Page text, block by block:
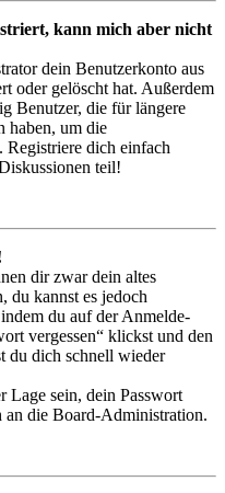
kann mich aber nicht
dein Benutzerkonto aus
oder gelöscht hat. Außerdem
Benutzer, die für längere
haben, um die
Registriere dich einfach
teil!
dir zwar dein altes
du kannst es jedoch
du auf der Anmelde-
vergessen“ klickst und den
du dich schnell wieder
Lage sein, dein Passwort
an die Board-Administration.